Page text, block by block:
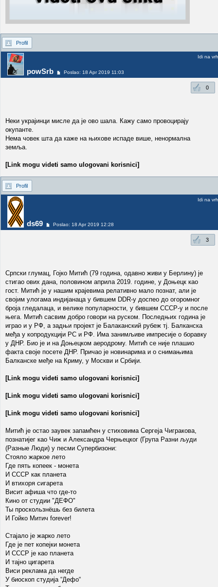
Profil
powSrb Poslao: 18 Apr 2019 11:03
Idi na vrh
0
Неки украјинци мисле да је ово шала. Кажу само провоцирају
окупанте.
Нема човек шта да каже на њихове испаде више, ненормална
земља.
[Link mogu videti samo ulogovani korisnici]
Profil
ds69 Poslao: 18 Apr 2019 12:28
Idi na vrh
3
Српски глумац, Гојко Митић (79 година, одавно живи у Берлину) је
стигао ових дана, половином априла 2019. године, у Доњецк као
гост. Митић је у нашим крајевима релативно мало познат, али је
својим улогама индијанаца у бившем DDR-у доспео до огоромног
броја гледалаца, и велике популарности, у бившем СССР-у и после
њега. Митић сасвим добро говори на руском. Последњих година је
играо и у РФ, а задњи пројект је Балаканский рубеж тј. Балканска
међа у копродукцији РС и РФ. Има занимљиве импресије о боравку
у ДНР. Био је и на Доњецком аеродрому. Митић се није плашио
факта своје посете ДНР. Причао је новинарима и о снимањима
Балканске међе на Криму, у Москви и Србији.
[Link mogu videti samo ulogovani korisnici]
[Link mogu videti samo ulogovani korisnici]
[Link mogu videti samo ulogovani korisnici]
Митић је остао заувек запамћен у стиховима Сергеја Чигракова,
познатијег као Чиж и Александра Черњецког (Група Разни људи
(Разные Люди) у песми Супербизони:
Стояло жаркое лето
Где пять копеек - монета
И СССР как планета
И втихоря сигарета
Висит афиша что где-то
Кино от студии "ДЕФО"
Ты проскользнёшь без билета
И Гойко Митич forever!
Стајало је жарко лето
Где је пет копејки монета
И СССР је као планета
И тајно цигарета
Виси реклама да негде
У биоскоп студија “Дефо“